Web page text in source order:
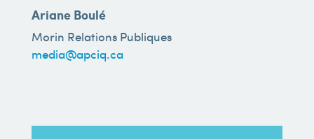
Ariane Boulé
Morin Relations Publiques
media@apciq.ca